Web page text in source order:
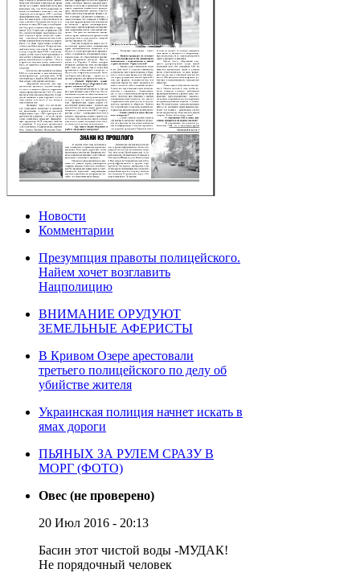
Новости
Комментарии
Презумпция правоты полицейского.
Найем хочет возглавить
Нацполицию
ВНИМАНИЕ ОРУДУЮТ
ЗЕМЕЛЬНЫЕ АФЕРИСТЫ
В Кривом Озере арестовали
третьего полицейского по делу об
убийстве жителя
Украинская полиция начнет искать в
ямах дороги
ПЬЯНЫХ ЗА РУЛЕМ СРАЗУ В
МОРГ (ФОТО)
Овес (не проверено)
20 Июл 2016 - 20:13
Басин этот чистой воды -МУДАК!
Не порядочный человек